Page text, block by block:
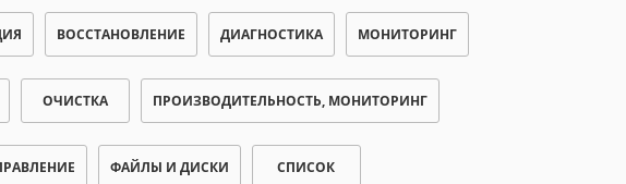
ВОССТАНОВЛЕНИЕ ДИАГНОСТИКА МОНИТОРИНГ
ОЧИСТКА ПРОИЗВОДИТЕЛЬНОСТЬ, МОНИТОРИНГ
ФАЙЛЫ И ДИСКИ СПИСОК